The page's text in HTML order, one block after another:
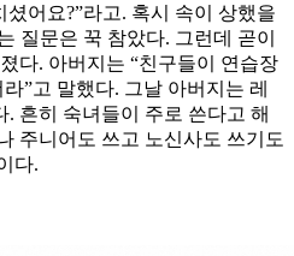
어요?”라고. 혹시 속이 상했을
질문은 꾹 참았다. 그런데 곧이
다. 아버지는 “친구들이 연습장
”고 말했다. 그날 아버지는 레
. 흔히 숙녀들이 주로 쓴다고 해
주니어도 쓰고 노신사도 쓰기도
다.